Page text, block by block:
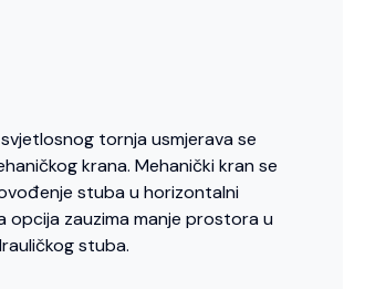
tornja usmjerava se
krana. Mehanički kran se
stuba u horizontalni
opcija zauzima manje prostora u
stuba.